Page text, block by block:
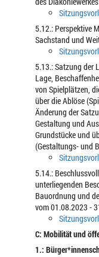
5.12.: Perspektive
Sachstand und
5.13.: Satzung der
Lage,
von Spielplätzen,
über die Ablöse
Änderung der
Gestaltung und
Grundstücke und
(Gestaltungs- und
5.14.:
unterliegenden
Bauordnung und
vom 01.08.2023 -
C: Mobilität und
1.: